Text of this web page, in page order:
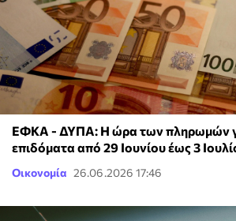
ΕΦΚΑ - ΔΥΠΑ: Η ώρα των πληρωμών
επιδόματα από 29 Ιουνίου έως 3
Οικονομία 26.06.2026 17:46